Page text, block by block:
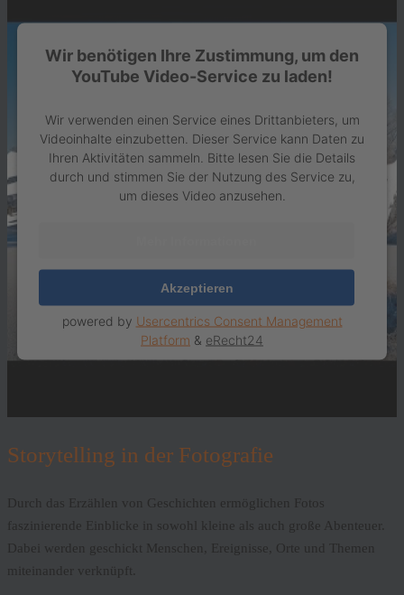
Wir benötigen Ihre Zustimmung, um den
YouTube Video-Service zu laden!
Wir verwenden einen Service eines Drittanbieters, um
Videoinhalte einzubetten. Dieser Service kann Daten zu
Ihren Aktivitäten sammeln. Bitte lesen Sie die Details
durch und stimmen Sie der Nutzung des Service zu,
um dieses Video anzusehen.
Akzeptieren
powered by Usercentrics Consent Management
Platform & eRecht24
Storytelling in der Fotografie
Durch das Erzählen von Geschichten ermöglichen Fotos
faszinierende Einblicke in sowohl kleine als auch große Abenteuer.
Dabei werden geschickt Menschen, Ereignisse, Orte und Themen
miteinander verknüpft.